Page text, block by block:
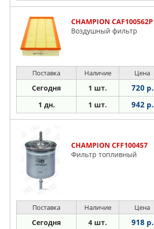
CHAMPION CAF100562P
Воздушный фильтр
Поставка Наличие Цена
Сегодня 1 шт. 720 р.
1 дн. 1 шт. 942 р.
CHAMPION CFF100457
Фильтр топливный
Поставка Наличие Цена
Сегодня 4 шт. 918 р.